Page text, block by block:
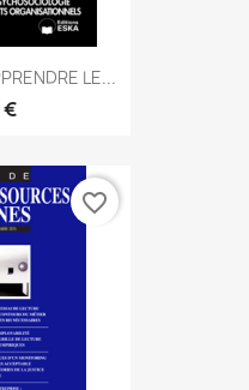
LE...
€
favorite_border